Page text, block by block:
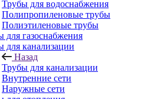
Трубы для водоснабжения
Полипропиленовые трубы
Полиэтиленовые трубы
для газоснабжения
для канализации
Назад
Трубы для канализации
Внутренние сети
Наружные сети